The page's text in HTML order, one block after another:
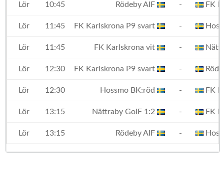
Lör 10:45 Rödeby AIF - FK
Lör 11:45 FK Karlskrona P9 svart -
Lör 11:45 FK Karlskrona vit -
Lör 12:30 FK Karlskrona P9 svart -
Lör 12:30 Hossmo BK:röd - FK
Lör 13:15 Nättraby GoIF 1:2 - FK
Lör 13:15 Rödeby AIF -